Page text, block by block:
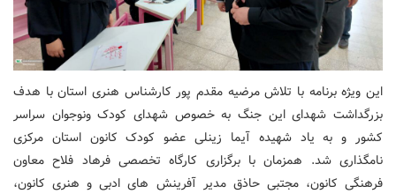
این ویژه برنامه با تلاش مرضیه مقدم پور کارشناس هنری استان با هدف
بزرگداشت شهدای این جنگ به خصوص شهدای کودک ونوجوان سراسر
کشور و به یاد شهیده آیما زینلی عضو کودک کانون استان مرکزی
نامگذاری شد. همزمان با برگزاری کارگاه تخصصی فرهاد فلاح معاون
فرهنگی کانون، مجتبی حاذق مدیر آفرینش های ادبی و هنری کانون،